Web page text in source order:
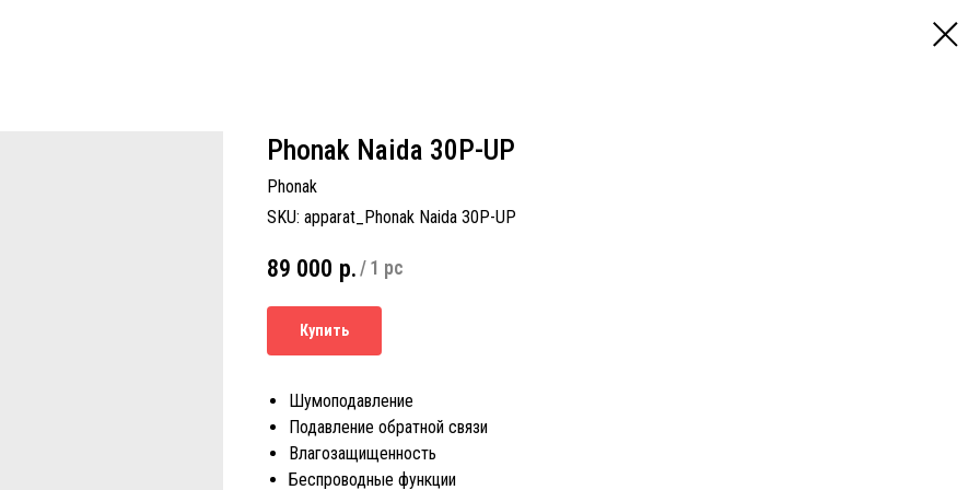
Phonak Naida 30P-UP
Phonak
SKU: apparat_Phonak Naida 30P-UP
89 000 р. / 1 pc
Купить
Шумоподавление
Подавление обратной связи
Влагозащищенность
Беспроводные функции